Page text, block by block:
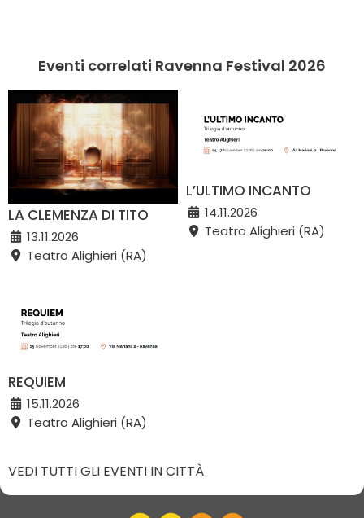
Eventi correlati Ravenna Festival 2026
LA CLEMENZA DI TITO
13.11.2026
Teatro Alighieri (RA)
L’ULTIMO INCANTO
14.11.2026
Teatro Alighieri (RA)
REQUIEM
15.11.2026
Teatro Alighieri (RA)
VEDI TUTTI GLI EVENTI IN CITTÀ